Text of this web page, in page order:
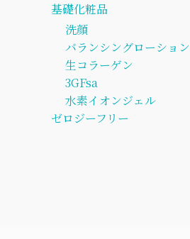
基礎化粧品
洗顔
バランシングローション
生コラーゲン
3GFsa
水素イオンジェル
ゼロジーフリー